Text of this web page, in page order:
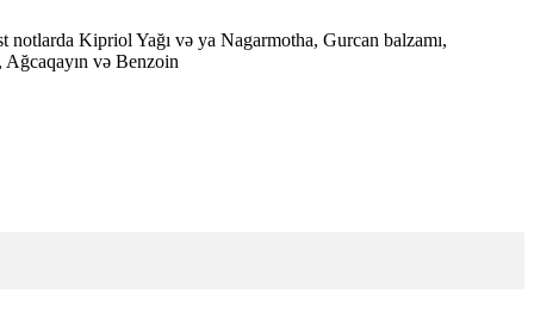
notlarda Kipriol Yağı və ya Nagarmotha, Gurcan balzamı,
və Benzoin